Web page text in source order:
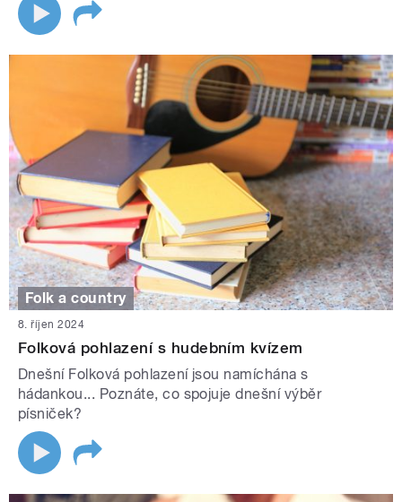
Folk a country
8. říjen 2024
Folková pohlazení s hudebním kvízem
Dnešní Folková pohlazení jsou namíchána s
hádankou... Poznáte, co spojuje dnešní výběr
písniček?